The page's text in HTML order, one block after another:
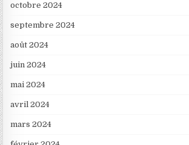
octobre 2024
septembre 2024
août 2024
juin 2024
mai 2024
avril 2024
mars 2024